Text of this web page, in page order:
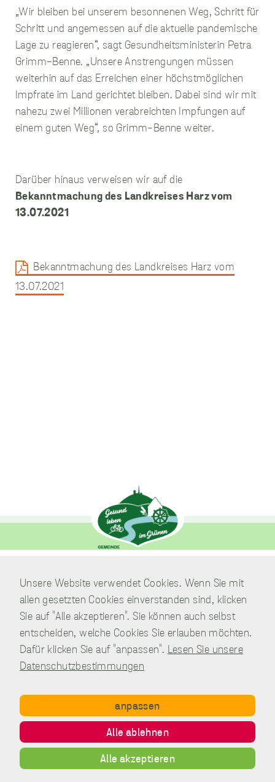
„Wir bleiben bei unserem besonnenen Weg, Schritt für
Schritt und angemessen auf die aktuelle pandemische
Lage zu reagieren“, sagt Gesundheitsministerin Petra
Grimm-Benne. „Unsere Anstrengungen müssen
weiterhin auf das Erreichen einer höchstmöglichen
Impfrate im Land gerichtet bleiben. Dabei sind wir mit
nahezu zwei Millionen verabreichten Impfungen auf
einem guten Weg“, so Grimm-Benne weiter.
Darüber hinaus verweisen wir auf die
Bekanntmachung des Landkreises Harz vom
13.07.2021
Bekanntmachung des Landkreises Harz vom
13.07.2021
Verwaltung
Am Park 7
38871 Nordharz / OT Wasserleben
Telefon:039451.600 0
E-Mail:
Schreiben Sie uns!
Copyright © Gemeinde Nordharz - 01|2021 - All rights reserved.
Impressum Datenschutz Disclaimer
Kontakt
Inhalt
Unsere Website verwendet Cookies. Wenn Sie mit
allen gesetzten Cookies einverstanden sind, klicken
Sie auf "Alle akzeptieren". Sie können auch selbst
entscheiden, welche Cookies Sie erlauben möchten.
Dafür klicken Sie auf "anpassen". Lesen Sie unsere
Datenschutzbestimmungen
anpassen
Alle ablehnen
Alle akzeptieren